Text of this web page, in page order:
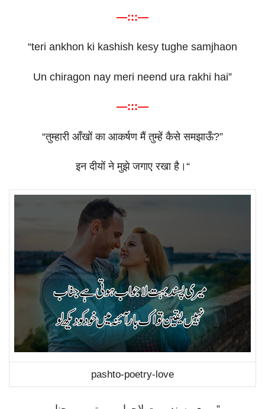
—:::—
“teri ankhon ki kashish kesy tughe samjhaon
Un chiragon nay meri neend ura rakhi hai”
—:::—
“तुम्हारी आँखों का आकर्षण मैं तुम्हें कैसे समझाऊँ?”
इन दीयों ने मुझे जगाए रखा है। “
pashto-poetry-love